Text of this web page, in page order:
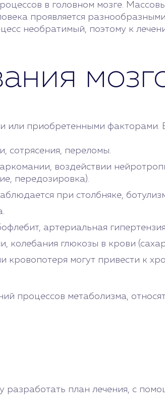
в головном мозге.
проявляется
необратимый, поэтому к
или приобретенными
сотрясения, переломы.
воздействии
передозировка).
при столбняке,
артериальная
колебания глюкозы в крови
могут привести к
процессов метаболизма,
план лечения, с